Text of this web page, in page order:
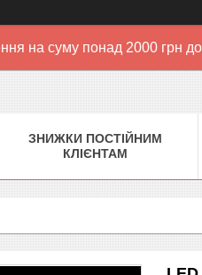
на суму понад 2000 грн
ЗНИЖКИ ПОСТІЙНИМ
КЛІЄНТАМ